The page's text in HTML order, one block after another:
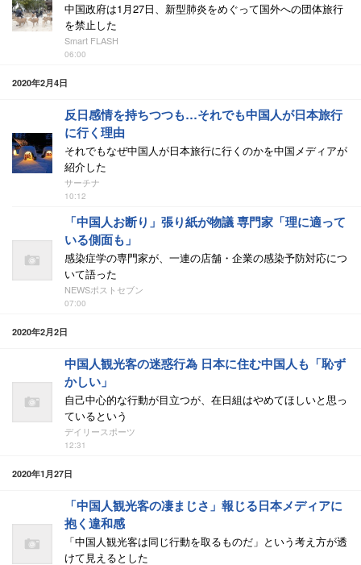
中国政府は1月27日、新型肺炎をめぐって国外への団体旅行
を禁止した
Smart FLASH
06:00
2020年2月4日
反日感情を持ちつつも…それでも中国人が日本旅行
に行く理由
それでもなぜ中国人が日本旅行に行くのかを中国メディアが
紹介した
サーチナ
10:12
「中国人お断り」張り紙が物議 専門家「理に適って
いる側面も」
感染症学の専門家が、一連の店舗・企業の感染予防対応につ
いて語った
NEWSポストセブン
07:00
2020年2月2日
中国人観光客の迷惑行為 日本に住む中国人も「恥ず
かしい」
自己中心的な行動が目立つが、在日組はやめてほしいと思っ
ているという
デイリースポーツ
12:31
2020年1月27日
「中国人観光客の凄まじさ」報じる日本メディアに
抱く違和感
「中国人観光客は同じ行動を取るものだ」という考え方が透
けて見えるとした